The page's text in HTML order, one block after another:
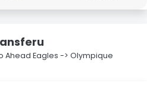
Ahead Eagles -> Olympique